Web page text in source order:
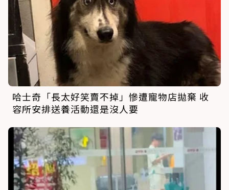
哈士奇「長太好笑賣不掉」慘遭寵物店拋棄 收
容所安排送養活動還是沒人要